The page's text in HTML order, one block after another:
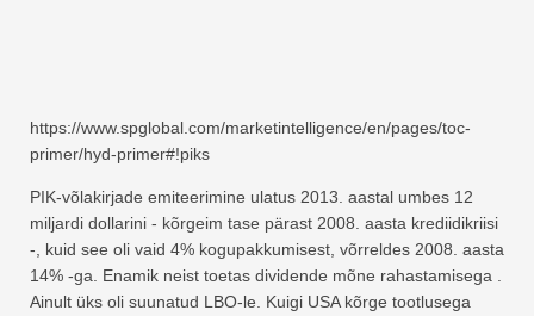
https://www.spglobal.com/marketintelligence/en/pages/toc-
primer/hyd-primer#!piks
PIK-võlakirjade emiteerimine ulatus 2013. aastal umbes 12
miljardi dollarini - kõrgeim tase pärast 2008. aasta krediidikriisi
-, kuid see oli vaid 4% kogupakkumisest, võrreldes 2008. aasta
14% -ga. Enamik neist toetas dividende mõne rahastamisega .
Ainult üks oli suunatud LBO-le. Kuigi USA kõrge tootlusega